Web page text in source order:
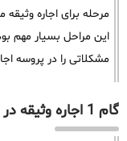
مرحله برای اجاره
این مراحل بسیار مهم
مشکلاتی را در پروسه
گام 1 اجاره وثیقه در رویدر (عقد قرارداد)